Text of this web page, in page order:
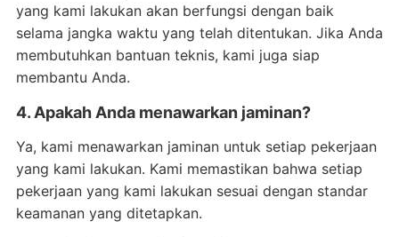
yang kami lakukan akan berfungsi dengan baik
selama jangka waktu yang telah ditentukan. Jika Anda
membutuhkan bantuan teknis, kami juga siap
membantu Anda.
4. Apakah Anda menawarkan jaminan?
Ya, kami menawarkan jaminan untuk setiap pekerjaan
yang kami lakukan. Kami memastikan bahwa setiap
pekerjaan yang kami lakukan sesuai dengan standar
keamanan yang ditetapkan.